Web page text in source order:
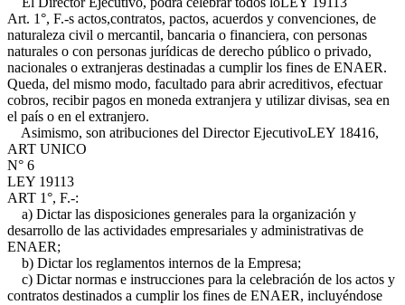
Art. 1°, F.-s actos,contratos, pactos, acuerdos y convenciones, de
naturaleza civil o mercantil, bancaria o financiera, con personas
naturales o con personas jurídicas de derecho público o privado,
nacionales o extranjeras destinadas a cumplir los fines de ENAER.
Queda, del mismo modo, facultado para abrir acreditivos, efectuar
cobros, recibir pagos en moneda extranjera y utilizar divisas, sea en
el país o en el extranjero.
Asimismo, son atribuciones del Director EjecutivoLEY 18416,
ART UNICO
N° 6
LEY 19113
ART 1°, F.-:
a) Dictar las disposiciones generales para la organización y
desarrollo de las actividades empresariales y administrativas de
ENAER;
b) Dictar los reglamentos internos de la Empresa;
c) Dictar normas e instrucciones para la celebración de los actos y
contratos destinados a cumplir los fines de ENAER, incluyéndose